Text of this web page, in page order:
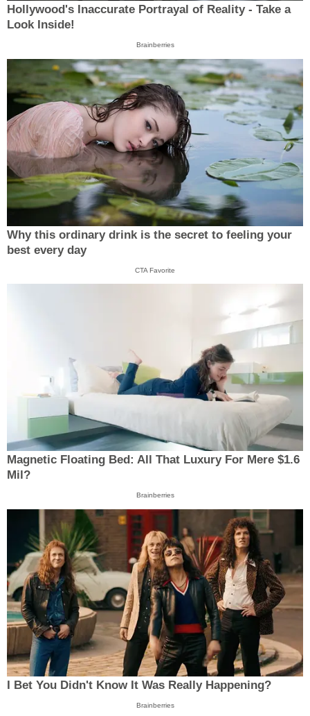
Hollywood's Inaccurate Portrayal of Reality - Take a
Look Inside!
Brainberries
Why this ordinary drink is the secret to feeling your
best every day
CTA Favorite
Magnetic Floating Bed: All That Luxury For Mere $1.6
Mil?
Brainberries
I Bet You Didn't Know It Was Really Happening?
Brainberries